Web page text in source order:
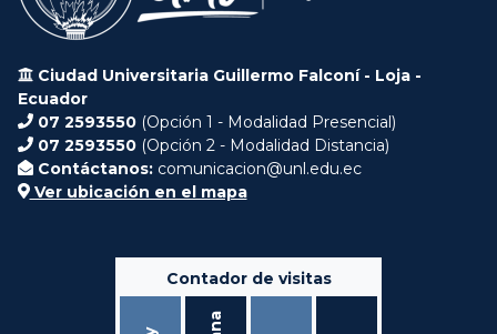
Ciudad Universitaria Guillermo Falconí - Loja -
Ecuador
07 2593550 (Opción 1 - Modalidad Presencial)
07 2593550 (Opción 2 - Modalidad Distancia)
Contáctanos: comunicacion@unl.edu.ec
Ver ubicación en el mapa
Contador de visitas